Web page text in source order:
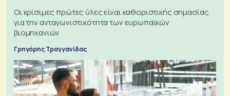
Οι κρίσιμες πρώτες ύλες είναι καθοριστικής σημασίας
για την ανταγωνιστικότητα των ευρωπαϊκών
βιομηχανιών
Γρηγόρης Τραγγανίδας